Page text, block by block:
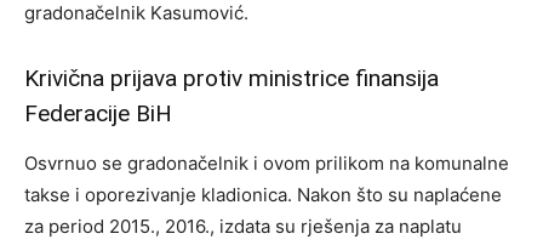
gradonačelnik Kasumović.
Krivična prijava protiv ministrice finansija
Federacije BiH
Osvrnuo se gradonačelnik i ovom prilikom na komunalne
takse i oporezivanje kladionica. Nakon što su naplaćene
za period 2015., 2016., izdata su rješenja za naplatu